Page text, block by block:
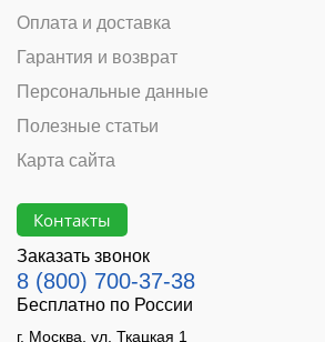
Оплата и доставка
Гарантия и возврат
Персональные данные
Полезные статьи
Карта сайта
Контакты
Заказать звонок
8 (800) 700-37-38
Бесплатно по России
г. Москва, ул. Ткацкая 1